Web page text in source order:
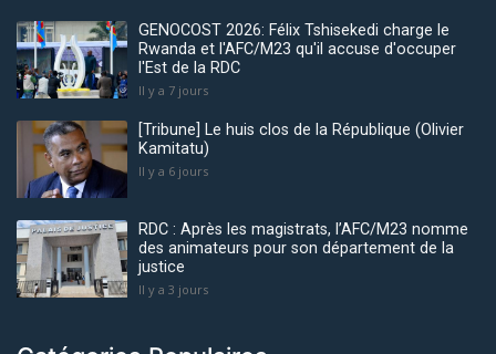
GENOCOST 2026: Félix Tshisekedi charge le
Rwanda et l'AFC/M23 qu'il accuse d'occuper
l'Est de la RDC
Il y a 7 jours
[Tribune] Le huis clos de la République (Olivier
Kamitatu)
Il y a 6 jours
RDC : Après les magistrats, l’AFC/M23 nomme
des animateurs pour son département de la
justice
Il y a 3 jours